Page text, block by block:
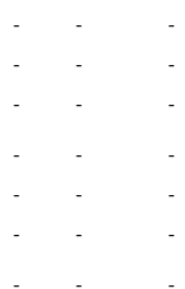
- -
-
- -
-
- -
-
- -
-
- -
-
- -
-
- -
-